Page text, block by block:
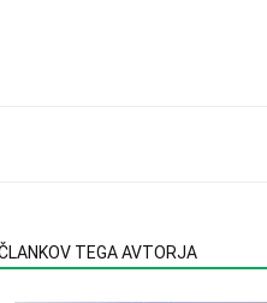
TEGA AVTORJA